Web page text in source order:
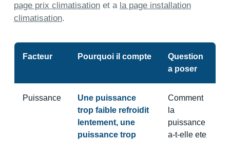
page prix climatisationet a la page installation
climatisation.
Facteur Pourquoi il compte
Question
a poser
Puissance
Une puissance
trop faible refroidit
lentement, une
puissance trop
Comment
la
puissance
a-t-elle ete